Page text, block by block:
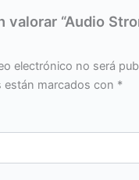
valorar “Audio
electrónico no será
marcados con *